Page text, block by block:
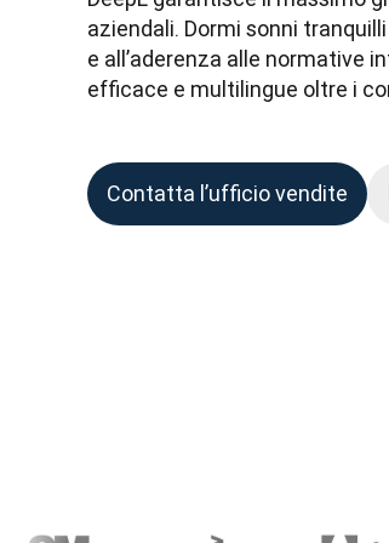
aziendali. Dormi sonni
e all’aderenza alle normative
efficace e multilingue oltre i
Contatta l’ufficio vendite